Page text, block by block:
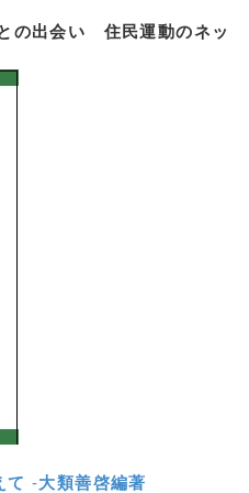
の出会い 住民運動のネッ
て -大類善啓編著